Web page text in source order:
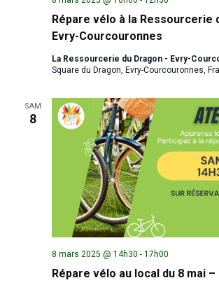
Répare vélo à la Ressourcerie
Evry-Courcouronnes
La Ressourcerie du Dragon - Evry-
Square du Dragon, Evry-Courcouronnes,
SAM
8
Répare vélo au local du 8 mai –
8 mars 2025 @ 14h30 - 17h00